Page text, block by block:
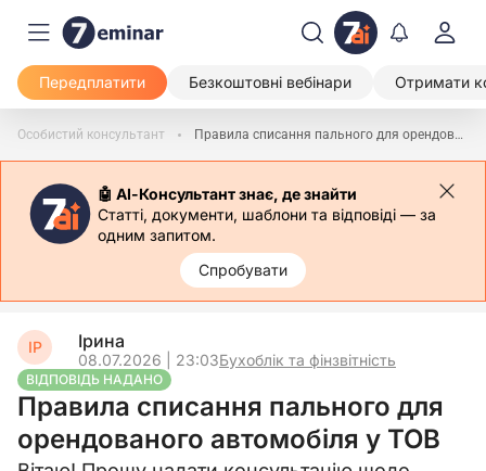
Передплатити Безкоштовні вебінари Отримати
Особистий консультант Правила списання пального для орендованого автомобіля у ТОВ
🤖 АІ-Консультант знає, де знайти
Статті, документи, шаблони та відповіді — за
одним запитом.
Спробувати
ІР Ірина
08.07.2026 | 23:03Бухоблік та фінзвітність
ВІДПОВІДЬ НАДАНО
Правила списання пального для
орендованого автомобіля у ТОВ